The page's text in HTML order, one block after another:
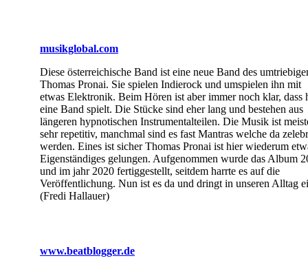
musikglobal.com
Diese österreichische Band ist eine neue Band des
Thomas Pronai. Sie spielen Indierock und umspielen ihn mit
etwas Elektronik. Beim Hören ist aber immer noch klar, dass
eine Band spielt. Die Stücke sind eher lang und bestehen aus
längeren hypnotischen Instrumentalteilen. Die Musik ist
sehr repetitiv, manchmal sind es fast Mantras welche da
werden. Eines ist sicher Thomas Pronai ist hier wiederum
Eigenständiges gelungen. Aufgenommen wurde das Album
und im jahr 2020 fertiggestellt, seitdem harrte es auf die
Veröffentlichung. Nun ist es da und dringt in unseren Alltag
(Fredi Hallauer)
www.beatblogger.de